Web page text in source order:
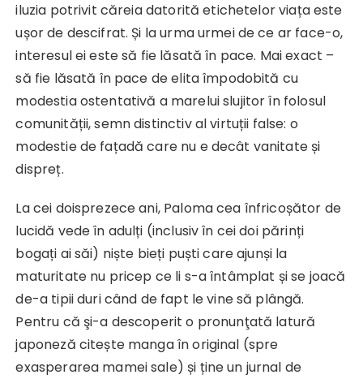
iluzia potrivit căreia datorită etichetelor viața este
ușor de descifrat. Și la urma urmei de ce ar face-o,
interesul ei este să fie lăsată în pace. Mai exact –
să fie lăsată în pace de elita împodobită cu
modestia ostentativă a marelui slujitor în folosul
comunității, semn distinctiv al virtuții false: o
modestie de fațadă care nu e decât vanitate și
dispreț.
La cei doisprezece ani, Paloma cea înfricoșător de
lucidă vede în adulți (inclusiv în cei doi părinți
bogați ai săi) niște bieți puști care ajunși la
maturitate nu pricep ce li s-a întâmplat și se joacă
de-a tipii duri când de fapt le vine să plângă.
Pentru că şi-a descoperit o pronunţată latură
japoneză citește manga în original (spre
exasperarea mamei sale) și ține un jurnal de